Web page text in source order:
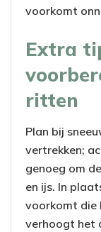
voorkomt
Extra
ritten
Plan bij
vertrekken;
genoeg om
en ijs. In
voorkomt die
verhoogt het